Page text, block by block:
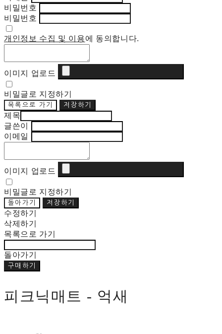
비밀번호
비밀번호
개인정보 수집 및 이용에 동의합니다.
이미지 업로드
비밀글로 지정하기
목록으로 가기 저장하기
제목
글쓴이
이메일
이미지 업로드
비밀글로 지정하기
돌아가기 저장하기
수정하기
삭제하기
목록으로 가기
돌아가기
구매하기
피크닉매트 - 억새